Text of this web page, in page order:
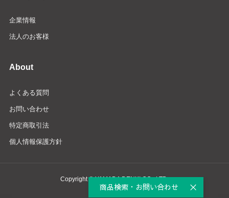
企業情報
法人のお客様
About
よくある質問
お問い合わせ
特定商取引法
個人情報保護方針
Copyright © YAMADA DENKI CO., LTD.
商品検索・お問い合わせ